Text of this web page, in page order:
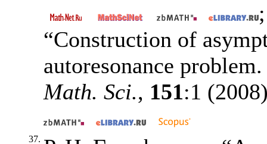
“Construction of
autoresonance
Math. Sci., 151:1
37.